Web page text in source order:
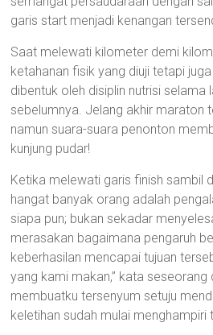
garis start menjadi kenangan
Saat melewati kilometer demi
ketahanan fisik yang diuji tetapi
dibentuk oleh disiplin nutrisi selama
sebelumnya. Jelang akhir maraton
namun suara-suara penonton
kunjung pudar!
Ketika melewati garis finish sambil
hangat banyak orang adalah
siapa pun; bukan sekadar
merasakan bagaimana pengaruh
keberhasilan mencapai tujuan
yang kami makan,” kata seseorang
membuatku tersenyum setuju
keletihan sudah mulai menghampiri